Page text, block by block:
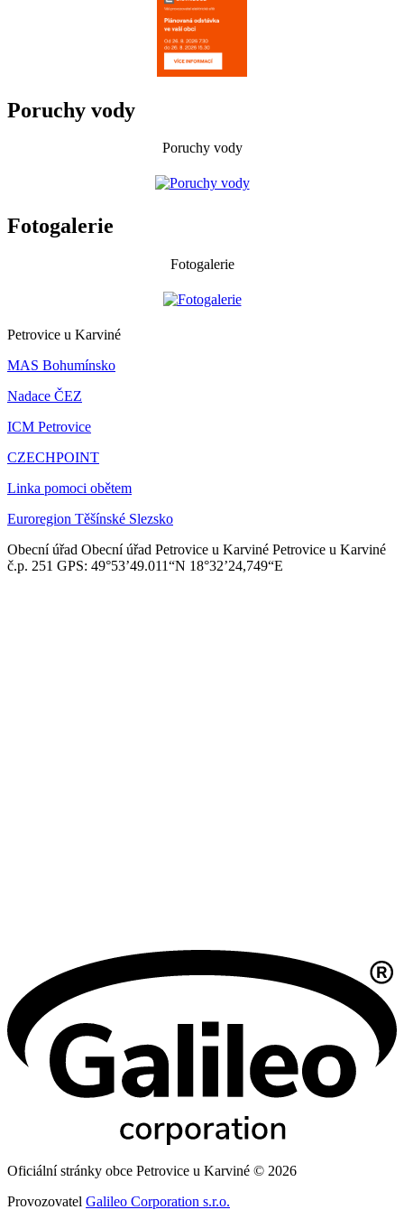
Poruchy vody
Poruchy vody
Fotogalerie
Fotogalerie
Petrovice u Karviné
MAS Bohumínsko
Nadace ČEZ
ICM Petrovice
CZECHPOINT
Linka pomoci obětem
Euroregion Těšínské Slezsko
Obecní úřad Obecní úřad Petrovice u Karviné Petrovice u Karviné
č.p. 251 GPS: 49°53’49.011“N 18°32’24,749“E
Oficiální stránky obce Petrovice u Karviné © 2026
Provozovatel Galileo Corporation s.r.o.